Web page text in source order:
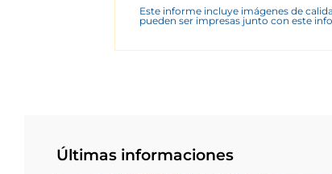
Este informe incluye imágenes de
pueden ser impresas junto con este
Últimas informaciones